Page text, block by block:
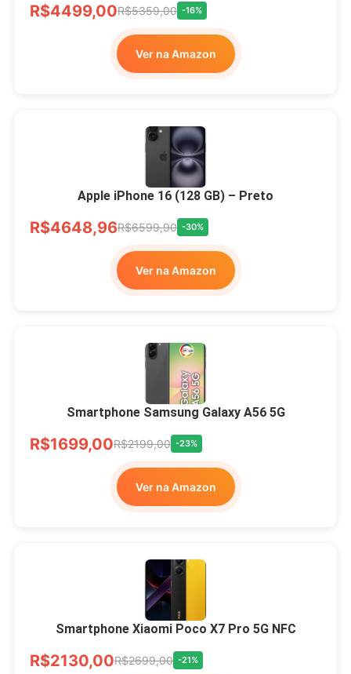
R$4499,00R$5359,00 -16%
Ver na Amazon
Apple iPhone 16 (128 GB) – Preto
R$4648,96R$6599,90 -30%
Ver na Amazon
Smartphone Samsung Galaxy A56 5G
R$1699,00R$2199,00 -23%
Ver na Amazon
Smartphone Xiaomi Poco X7 Pro 5G NFC
R$2130,00R$2699,00 -21%